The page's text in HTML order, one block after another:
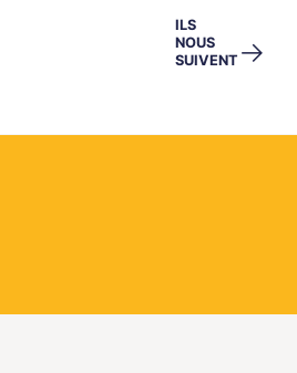
ILS
NOUS
SUIVENT →